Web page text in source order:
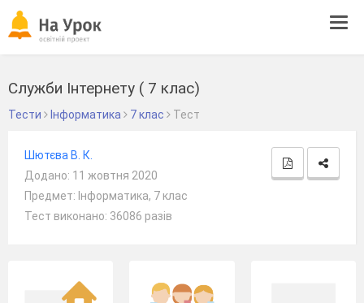
Служби Інтернету ( 7 клас)
Тести Інформатика 7 клас Тест
Шютєва В. К.
Додано: 11 жовтня 2020
Предмет: Інформатика, 7 клас
Тест виконано: 36086 разів